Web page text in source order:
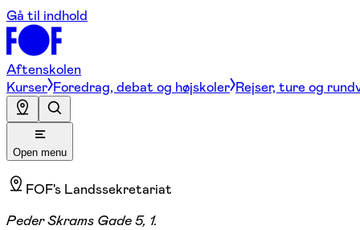
Gå til indhold
Aftenskolen
Kurser Foredrag, debat og højskoler Rejser, ture og
Open menu
FOF's Landssekretariat
Peder Skrams Gade 5, 1.